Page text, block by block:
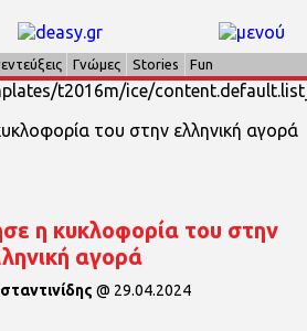
Γνώμες Stories Fun
t2016m/ice/
η κυκλοφορία του στην
αγορά
@ 29.04.2024